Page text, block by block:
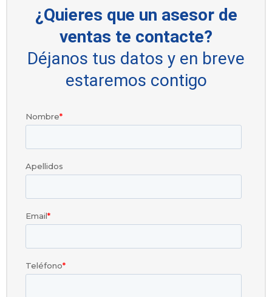
¿Quieres que un asesor de
ventas te contacte?
Déjanos tus datos y en breve
estaremos contigo